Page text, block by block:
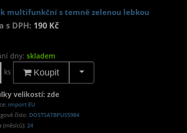
multifunkční s temně zelenou lebkou
s DPH: 190 Kč
dny: skladem
ks
Koupit
velikostí: zde
import EU
číslo: DOSTSATBPUS5984
(měsíců): 24